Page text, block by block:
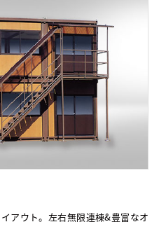
アウト。左右無限連棟&豊富なオ